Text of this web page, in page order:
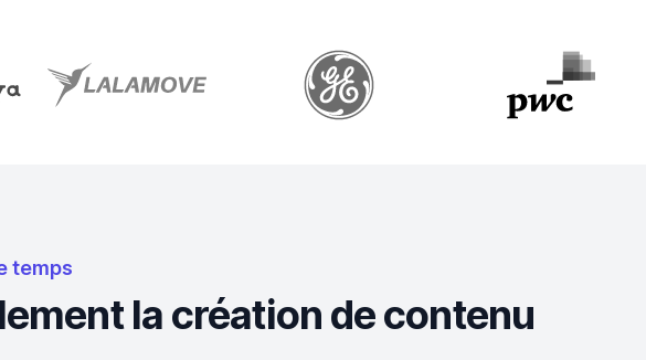
temps
la création de contenu